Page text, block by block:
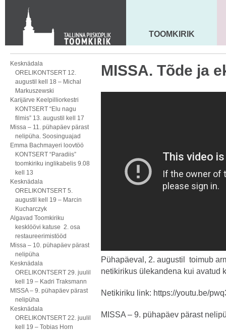
Toom-Kooli 6, 10130 TALLINN
tallinna.toom
+372 644 4140
MAARJA KIRIK
TOOMKIRIK
Kesknädala
ORELIKONTSERT 12.
augustil kell 18 – Michal
Markuszewski
Karijärve Keelpilliorkestri
KONTSERT “Elu nagu
filmis” 13. augustil kell 17
Missa – 11. pühapäev pärast
nelipüha. Soosinguajad
Emma Bachmayeri loovtöö
KONTSERT “Paradiis”
toomkiriku inglikabelis 9.08
kell 13
Kesknädala
ORELIKONTSERT 5.
augustil kell 19 – Marcin
Kucharczyk
Algavad Toomkiriku
kesklöövi katuse 2. osa
restaureerimistööd
Missa – 10. pühapäev pärast
nelipüha
Kesknädala
ORELIKONTSERT 29. juulil
kell 19 – Kadri Traksmann
MISSA – 9. pühapäev pärast
nelipüha
Kesknädala
ORELIKONTSERT 22. juulil
kell 19 – Tobias Horn
MISSA. Tõde ja
Pühapäeval, 2. augustil toimub
netikirikus ülekandena kui avatud
Netikiriku link: https://youtu.be/
MISSA – 9. pühapäev pärast